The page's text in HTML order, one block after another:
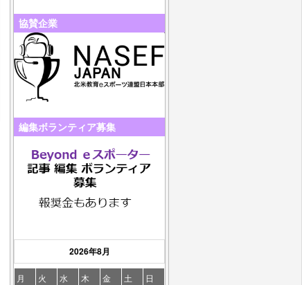
協賛企業
編集ボランティア募集
2026年8月
月 火 水 木 金 土
日